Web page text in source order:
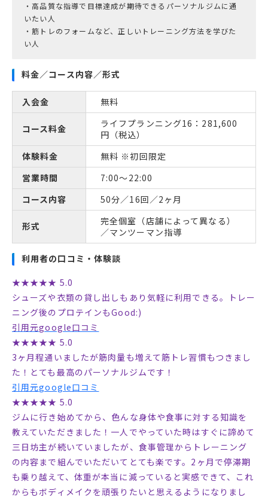
・高品質な指導で目標達成が期待できるパーソナルジムに通
いたい人
・筋トレのフォームなど、正しいトレーニング方法を学びた
い人
料金／コース内容／形式
入会金 無料
コース料金
ライフプランニング16：281,600
円（税込）
体験料金
無料 ※初回限定
営業時間
7:00〜22:00
コース内容
50分／16回／2ヶ月
形式
完全個室（店舗によって異なる）
／マンツーマン指導
利用者の口コミ・体験談
★★★★★ 5.0
シューズや衣類の貸し出しもあり気軽に利用できる。トレー
ニング後のプロテインもGood:)
引用元google口コミ
★★★★★ 5.0
3ヶ月程通いましたが筋肉量も増えて筋トレ習慣もつきまし
た！とても最高のパーソナルジムです！
引用元google口コミ
★★★★★ 5.0
ジムに行き始めてから、色んな身体や食事に対する知識を
教えていただきました！一人でやっていた時はすぐに諦めて
三日坊主が続いていましたが、食事管理からトレーニング
の内容まで組んでいただいてとても楽です。2ヶ月で停滞期
も乗り越えて、体重が本当に減っていると実感できて、これ
からもボディメイクを頑張りたいと思えるようになりまし